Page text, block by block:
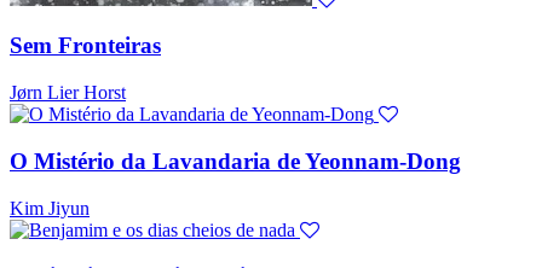
Sem Fronteiras
Jørn Lier Horst
O Mistério da Lavandaria de Yeonnam-Dong
Kim Jiyun